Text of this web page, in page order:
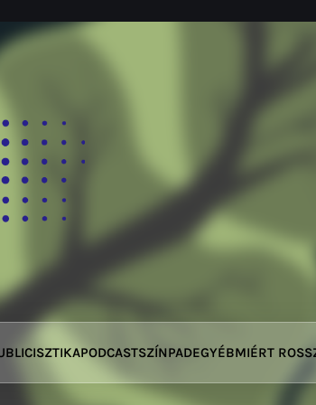
PODCASTSZÍNPADEGYÉBMIÉRT